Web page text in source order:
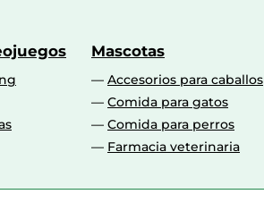
Mascotas
Accesorios para caballos
Comida para gatos
Comida para perros
Farmacia veterinaria